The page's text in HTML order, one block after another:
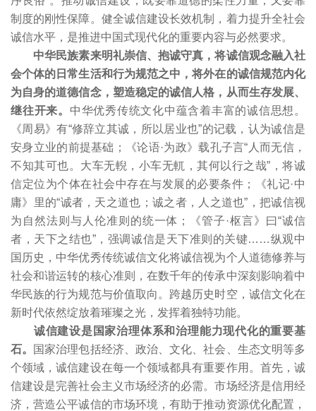
制度的刚性保障。健全诚信建设长效机制，着力提升全社会
诚信水平，是推进中国式现代化的重要内容与必然要求。
中华民族素来明礼崇信、抱诚守真，将诚信观念融入社
会个体的日常生活和行为规范之中，将外在的诚信规范内化
为自身的道德信念，塑造稳定的诚信人格，从而生存发展、
继往开来。 中华优秀传统文化中蕴含着丰富的诚信思想。
《周易》有“修辞立其诚，所以居业也”的记载，认为诚信是
安身立业的前提基础；《论语·为政》载孔子言“人而无信，
不知其可也。大车无輗，小车无軏，其何以行之哉”，将诚
信定位为个体在社会中存在与发展的必要条件；《礼记·中
庸》里的“诚者，天之道也；诚之者，人之道也”，把诚信视
为自然法则与人伦准则的统一体；《管子·枢言》曰“诚信
者，天下之结也”，强调诚信是天下准则的关键……纵观中
国历史，中华优秀传统诚信文化将诚信视为个人道德修养与
社会和谐运转的核心准则，在数千年的传承中深刻影响着中
华民族的行为规范与价值取向。跨越历史时空，诚信文化在
新时代依然绽放着璀璨之光，发挥着独特功能。
诚信建设是国家治理体系和治理能力现代化的重要基
石。
国家治理包括经济、政治、文化、社会、生态文明等多
个领域，诚信建设在每一个领域都具有重要作用。首先，诚
信建设是完善社会主义市场经济的必需。市场经济是信用经
济，营造公平诚信的市场环境，有助于推动资源优化配置，